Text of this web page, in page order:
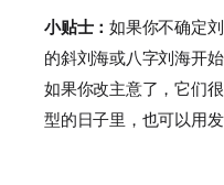
小贴士：如果你不确定
的斜刘海或八字刘海开
如果你改主意了，它们
型的日子里，也可以用发